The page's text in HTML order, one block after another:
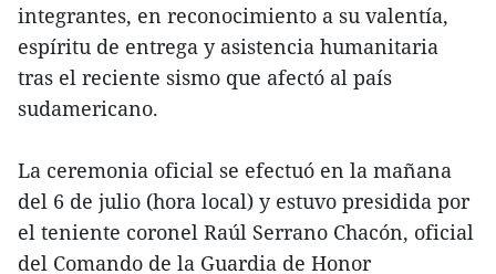
integrantes, en reconocimiento a su valentía,
espíritu de entrega y asistencia humanitaria
tras el reciente sismo que afectó al país
sudamericano.
La ceremonia oficial se efectuó en la mañana
del 6 de julio (hora local) y estuvo presidida por
el teniente coronel Raúl Serrano Chacón, oficial
del Comando de la Guardia de Honor